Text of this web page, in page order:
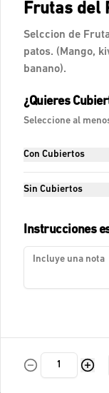
Frutas del
Selccion de
patos. (Mango,
banano).
¿Quieres
Seleccione al
Con Cubiertos
Sin Cubiertos
Instrucciones